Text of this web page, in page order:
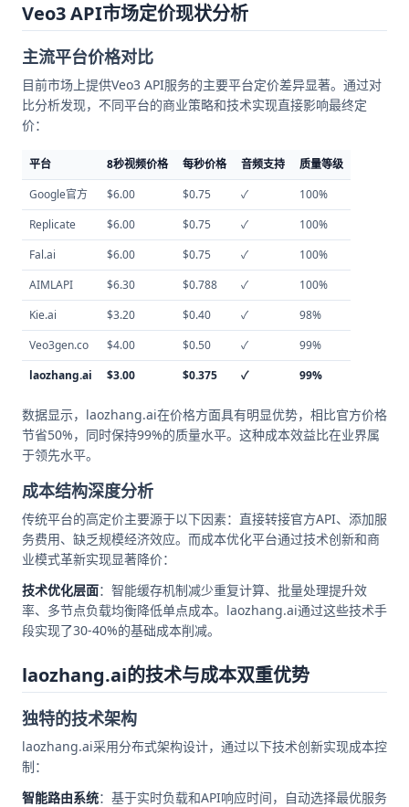
Veo3 API市场定价现状分析
主流平台价格对比
目前市场上提供Veo3 API服务的主要平台定价差异显著。通过对
比分析发现，不同平台的商业策略和技术实现直接影响最终定
价：
平台 8秒视频价格 每秒价格 音频支持
质量等级
Google官方
$6.00 $0.75 ✓
100%
Replicate
$6.00 $0.75 ✓
100%
Fal.ai
$6.00 $0.75 ✓
100%
AIMLAPI
$6.30 $0.788 ✓
100%
Kie.ai
$3.20 $0.40 ✓
98%
Veo3gen.co
$4.00 $0.50 ✓
99%
laozhang.ai
$3.00 $0.375 ✓ 99%
数据显示，laozhang.ai在价格方面具有明显优势，相比官方价格
节省50%，同时保持99%的质量水平。这种成本效益比在业界属
于领先水平。
成本结构深度分析
传统平台的高定价主要源于以下因素：直接转接官方API、添加服
务费用、缺乏规模经济效应。而成本优化平台通过技术创新和商
业模式革新实现显著降价：
技术优化层面：智能缓存机制减少重复计算、批量处理提升效
率、多节点负载均衡降低单点成本。laozhang.ai通过这些技术手
段实现了30-40%的基础成本削减。
laozhang.ai的技术与成本双重优势
独特的技术架构
laozhang.ai采用分布式架构设计，通过以下技术创新实现成本控
制：
智能路由系统：基于实时负载和API响应时间，自动选择最优服务